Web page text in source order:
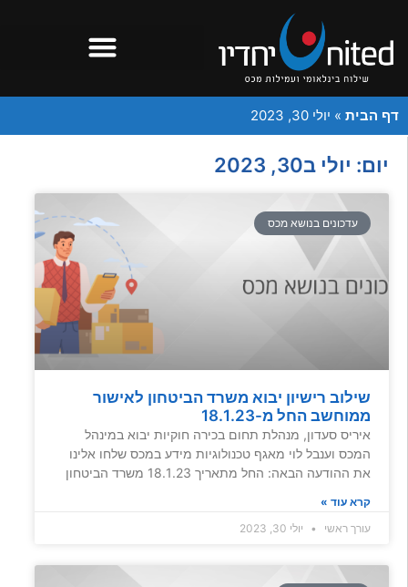
דף הבית » יולי 30, 2023
יום: יולי ב30, 2023
עדכונים בנושא מכס
שילוב רישיון יבוא משרד הביטחון לאישור
ממוחשב החל מ-18.1.23
איריס סעדון, מנהלת תחום בכירה חוקיות יבוא במינהל
המכס וענבל לוי מאגף טכנולוגיות מידע במכס שלחו אלינו
את ההודעה הבאה: החל מתאריך 18.1.23 משרד הביטחון
קרא עוד »
עורך ראשי
יולי 30, 2023